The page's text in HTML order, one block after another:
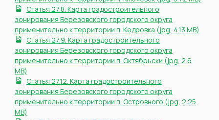
Статья 27.8. Карта градостроительного
зонирования Березовского городского округа
применительно к территории п. Кедровка (jpg, 4.13 MB)
Статья 27.9. Карта градостроительного
зонирования Березовского городского округа
применительно к территории п. Октябрьски (jpg, 2.6
MB)
Статья 27.12. Карта градостроительного
зонирования Березовского городского округа
применительно к территории п. Островного (jpg, 2.25
MB)